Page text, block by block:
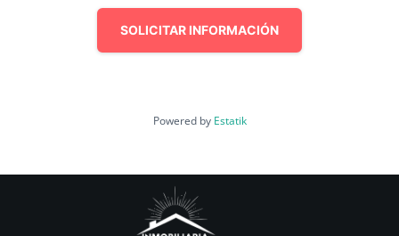
SOLICITAR INFORMACIÓN
Powered by Estatik